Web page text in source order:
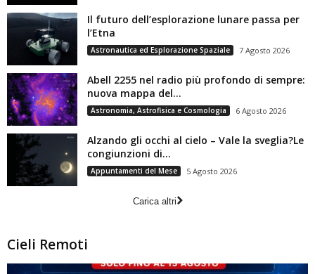
Il futuro dell’esplorazione lunare passa per
l’Etna
Astronautica ed Esplorazione Spaziale 7 Agosto 2026
Abell 2255 nel radio più profondo di sempre:
nuova mappa del...
Astronomia, Astrofisica e Cosmologia 6 Agosto 2026
Alzando gli occhi al cielo – Vale la sveglia?Le
congiunzioni di...
Appuntamenti del Mese 5 Agosto 2026
Carica altri
Cieli Remoti